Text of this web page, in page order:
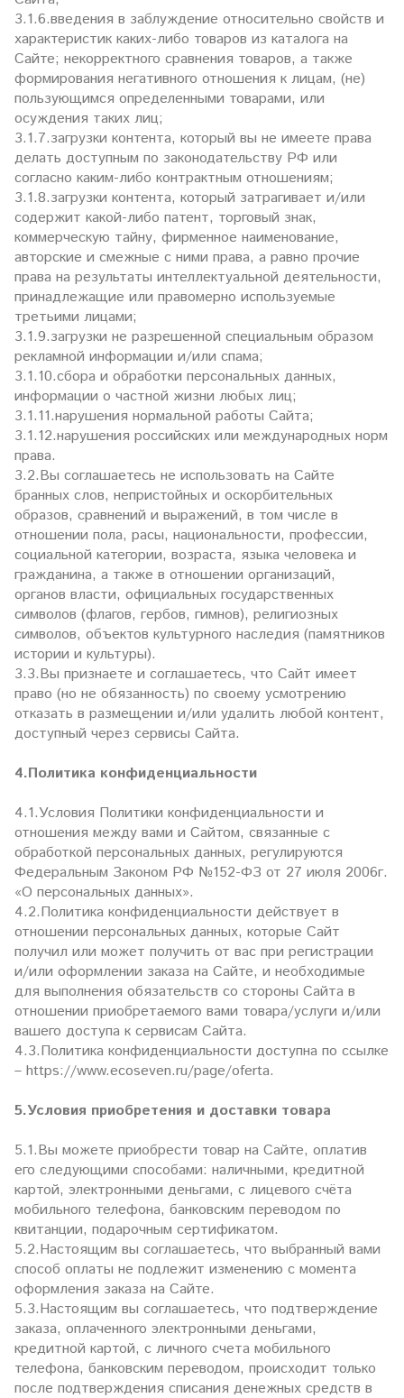
3.1.6.введения в заблуждение относительно свойств и
характеристик каких-либо товаров из каталога на
Сайте; некорректного сравнения товаров, а также
формирования негативного отношения к лицам, (не)
пользующимся определенными товарами, или
осуждения таких лиц;
3.1.7.загрузки контента, который вы не имеете права
делать доступным по законодательству РФ или
согласно каким-либо контрактным отношениям;
3.1.8.загрузки контента, который затрагивает и/или
содержит какой-либо патент, торговый знак,
коммерческую тайну, фирменное наименование,
авторские и смежные с ними права, а равно прочие
права на результаты интеллектуальной деятельности,
принадлежащие или правомерно используемые
третьими лицами;
3.1.9.загрузки не разрешенной специальным образом
рекламной информации и/или спама;
3.1.10.сбора и обработки персональных данных,
информации о частной жизни любых лиц;
3.1.11.нарушения нормальной работы Сайта;
3.1.12.нарушения российских или международных норм
права.
3.2.Вы соглашаетесь не использовать на Сайте
бранных слов, непристойных и оскорбительных
образов, сравнений и выражений, в том числе в
отношении пола, расы, национальности, профессии,
социальной категории, возраста, языка человека и
гражданина, а также в отношении организаций,
органов власти, официальных государственных
символов (флагов, гербов, гимнов), религиозных
символов, объектов культурного наследия (памятников
истории и культуры).
3.3.Вы признаете и соглашаетесь, что Сайт имеет
право (но не обязанность) по своему усмотрению
отказать в размещении и/или удалить любой контент,
доступный через сервисы Сайта.
4.Политика конфиденциальности
4.1.Условия Политики конфиденциальности и
отношения между вами и Сайтом, связанные с
обработкой персональных данных, регулируются
Федеральным Законом РФ №152-ФЗ от 27 июля 2006г.
«О персональных данных».
4.2.Политика конфиденциальности действует в
отношении персональных данных, которые Сайт
получил или может получить от вас при регистрации
и/или оформлении заказа на Сайте, и необходимые
для выполнения обязательств со стороны Сайта в
отношении приобретаемого вами товара/услуги и/или
вашего доступа к сервисам Сайта.
4.3.Политика конфиденциальности доступна по ссылке
– https://www.ecoseven.ru/page/oferta.
5.Условия приобретения и доставки товара
5.1.Вы можете приобрести товар на Сайте, оплатив
его следующими способами: наличными, кредитной
картой, электронными деньгами, с лицевого счёта
мобильного телефона, банковским переводом по
квитанции, подарочным сертификатом.
5.2.Настоящим вы соглашаетесь, что выбранный вами
способ оплаты не подлежит изменению с момента
оформления заказа на Сайте.
5.3.Настоящим вы соглашаетесь, что подтверждение
заказа, оплаченного электронными деньгами,
кредитной картой, с личного счета мобильного
телефона, банковским переводом, происходит только
после подтверждения списания денежных средств в